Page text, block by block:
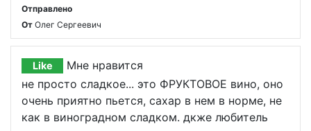
Отправлено
От Олег Сергеевич
Like
Мне нравится
не просто сладкое... это ФРУКТОВОЕ вино, оно
очень приятно пьется, сахар в нем в норме, не
как в виноградном сладком. дкже любитель